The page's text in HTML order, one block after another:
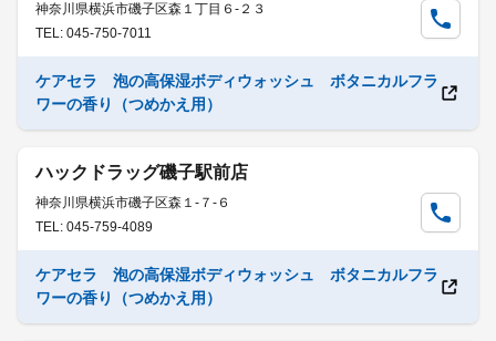
神奈川県横浜市磯子区森１丁目６-２３
TEL: 045-750-7011
ケアセラ 泡の高保湿ボディウォッシュ ボタニカルフラ
ワーの香り（つめかえ用）
ハックドラッグ磯子駅前店
神奈川県横浜市磯子区森１-７-６
TEL: 045-759-4089
ケアセラ 泡の高保湿ボディウォッシュ ボタニカルフラ
ワーの香り（つめかえ用）